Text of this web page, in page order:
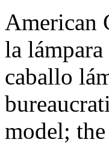
American
la
caballo
model;